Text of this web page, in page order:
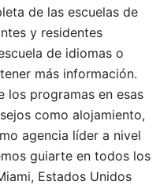
de las escuelas de
y residentes
de idiomas o
más información.
los programas en esas
como alojamiento,
agencia líder a nivel
guiarte en todos los
Estados Unidos